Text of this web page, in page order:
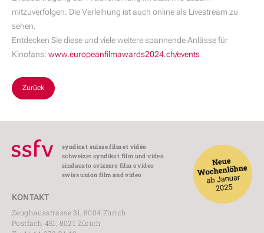
mitzuverfolgen. Die Verleihung ist auch online als Livestream zu
sehen.
Entdecken Sie diese und viele weitere spannende Anlässe für
Kinofans: www.europeanfilmawards2024.ch/events
Zurück
syndicat suisse film et vidéo
schweizer syndikat film und video
sindacato svizzero film e video
swiss union film and video
KONTAKT
Zeughausstrasse 31, 8004 Zürich
Postfach 451, 8021 Zürich